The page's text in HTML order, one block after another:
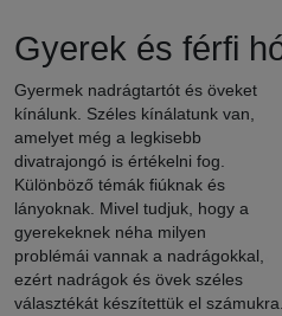
Gyerek és férfi
Gyermek nadrágtartót és öveket
kínálunk. Széles kínálatunk van,
amelyet még a legkisebb
divatrajongó is értékelni fog.
Különböző témák fiúknak és
lányoknak. Mivel tudjuk, hogy a
gyerekeknek néha milyen
problémái vannak a nadrágokkal,
ezért nadrágok és övek széles
választékát készítettük el